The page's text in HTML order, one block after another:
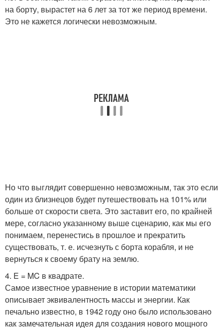
на борту, вырастет на 6 лет за тот же период времени.
Это не кажется логически невозможным.
Но что выглядит совершенно невозможным, так это если
один из близнецов будет путешествовать на 101% или
больше от скорости света. Это заставит его, по крайней
мере, согласно указанному выше сценарию, как мы его
понимаем, перенестись в прошлое и прекратить
существовать, т. е. исчезнуть с борта корабля, и не
вернуться к своему брату на землю.
4. E = MC в квадрате.
Самое известное уравнение в истории математики
описывает эквивалентность массы и энергии. Как
печально известно, в 1942 году оно было использовано
как замечательная идея для создания нового мощного